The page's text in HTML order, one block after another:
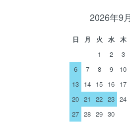
2026年9月
日 月 火 水 木
1
2 3
6
7 8 9 10
13 14 15 16 17
20 21 22 23 24
27 28 29 30